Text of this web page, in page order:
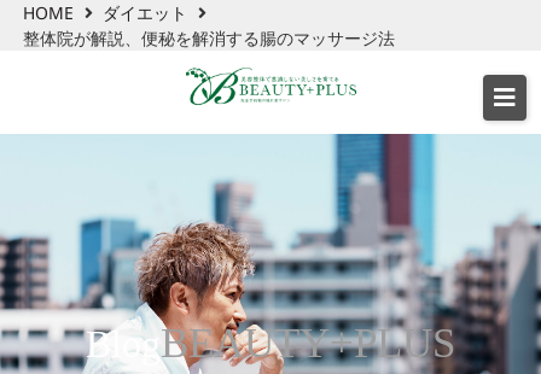
HOME
ダイエット
整体院が解説、便秘を解消する腸のマッサージ法
BlogBEAUTY+PLUS